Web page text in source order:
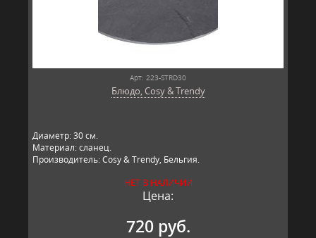
Арт: 223-STRD30
Блюдо, Cosy & Trendy
Диаметр: 30 см.
Материал: сланец.
Производитель: Cosy & Trendy, Бельгия.
НЕТ В НАЛИЧИИ
Цена:
720 руб.